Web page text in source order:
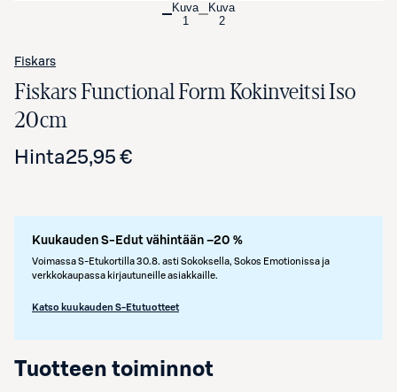
Kuva
1
Kuva
2
Fiskars
Fiskars Functional Form Kokinveitsi Iso
20cm
Hinta25,95 €
Kuukauden S-Edut vähintään –20 %
Voimassa S-Etukortilla 30.8. asti Sokoksella, Sokos Emotionissa ja
verkkokaupassa kirjautuneille asiakkaille.
Katso kuukauden S-Etutuotteet
Tuotteen toiminnot